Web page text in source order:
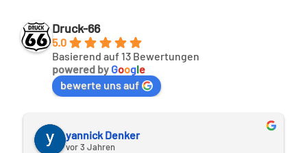
Druck-66
5.0
Basierend auf 13 Bewertungen
powered by Google
bewerte uns auf
yannick Denker
vor 3 Jahren